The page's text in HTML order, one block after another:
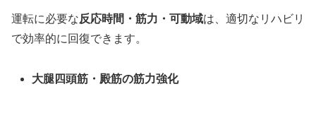
運転に必要な反応時間・筋力・可動域は、適切なリハビリ
で効率的に回復できます。
大腿四頭筋・殿筋の筋力強化